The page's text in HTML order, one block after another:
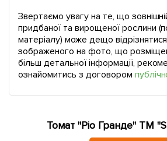
Звертаємо увагу на те, що
придбаної та вирощеної рослини
матеріалу) може дещо
зображеного на фото, що
більш детальної інформації,
ознайомитись з договором
Томат "Ріо Гранде" ТМ